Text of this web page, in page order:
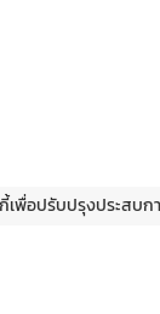
กี้เพื่อปรับปรุงประสบ